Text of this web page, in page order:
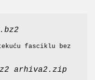
fasciklu bez
arhiva2.zip